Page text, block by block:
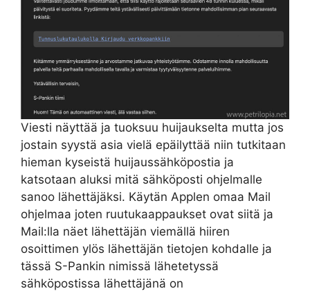
Viesti näyttää ja tuoksuu huijaukselta mutta jos
jostain syystä asia vielä epäilyttää niin tutkitaan
hieman kyseistä huijaussähköpostia ja
katsotaan aluksi mitä sähköposti ohjelmalle
sanoo lähettäjäksi. Käytän Applen omaa Mail
ohjelmaa joten ruutukaappaukset ovat siitä ja
Mail:lla näet lähettäjän viemällä hiiren
osoittimen ylös lähettäjän tietojen kohdalle ja
tässä S-Pankin nimissä lähetetyssä
sähköpostissa lähettäjänä on